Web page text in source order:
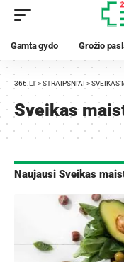
Gamta gydo Grožio
366.LT>STRAIPSNIAI >SVEIKAS
Sveikas
Naujausi Sveikas